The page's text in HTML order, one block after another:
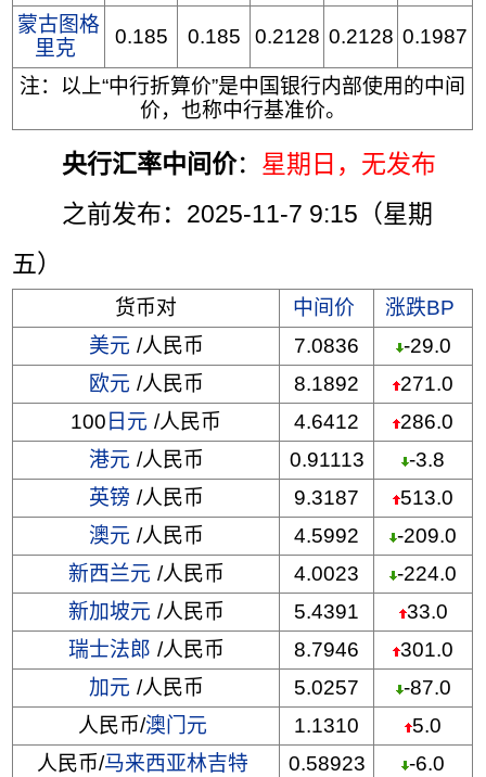
蒙古图格
里克
0.185 0.185 0.2128 0.2128 0.1987
注：以上“中行折算价”是中国银行内部使用的中间
价，也称中行基准价。
央行汇率中间价： 星期日 ，无发布
之前发布：2025-11-7 9:15（星期
五）
货币对 中间价
涨跌BP
美元 /人民币 7.0836
-29.0
欧元 /人民币 8.1892
271.0
100 日元 /人民币 4.6412
286.0
港元 /人民币 0.91113
-3.8
英镑 /人民币 9.3187
513.0
澳元 /人民币 4.5992
-209.0
新西兰元 /人民币 4.0023
-224.0
新加坡元 /人民币 5.4391
33.0
瑞士法郎 /人民币 8.7946
301.0
加元 /人民币 5.0257
-87.0
人民币/澳门元 1.1310
5.0
人民币/马来西亚林吉特 0.58923
-6.0